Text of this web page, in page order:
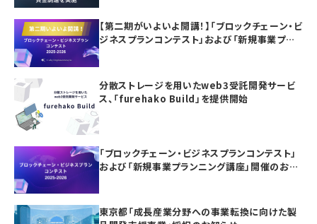
【第二期がいよいよ開講！】「ブロックチェーン・ビ
ジネスプランコンテスト」および「新規事業プラ
分散ストレージを用いたweb3受託開発サービ
ス、「furehako Build」を提供開始
「ブロックチェーン・ビジネスプランコンテスト」
および「新規事業プランニング講座」開催のお知
東京都「成長産業分野への事業転換に向けた製